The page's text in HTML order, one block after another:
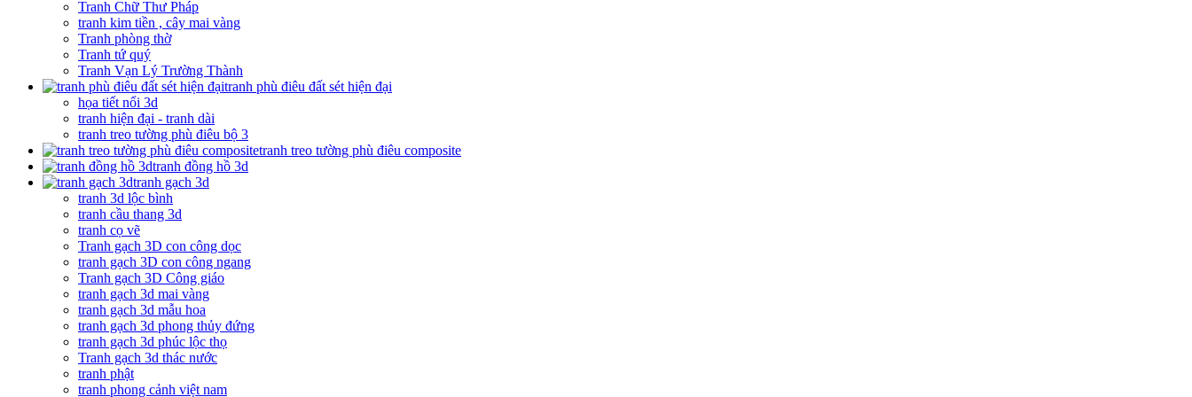
Tranh Chữ Thư Pháp
tranh kim tiền , cây mai vàng
Tranh phòng thờ
Tranh tứ quý
Tranh Vạn Lý Trường Thành
tranh phù điêu đất sét hiện đại
họa tiết nổi 3d
tranh hiện đại - tranh dài
tranh treo tường phù điêu bộ 3
tranh treo tường phù điêu composite
tranh đồng hồ 3d
tranh gạch 3d
tranh 3d lộc bình
tranh cầu thang 3d
tranh cọ vẽ
Tranh gạch 3D con công dọc
tranh gạch 3D con công ngang
Tranh gạch 3D Công giáo
tranh gạch 3d mai vàng
tranh gạch 3d mẫu hoa
tranh gạch 3d phong thủy đứng
tranh gạch 3d phúc lộc thọ
Tranh gạch 3d thác nước
tranh phật
tranh phong cảnh việt nam